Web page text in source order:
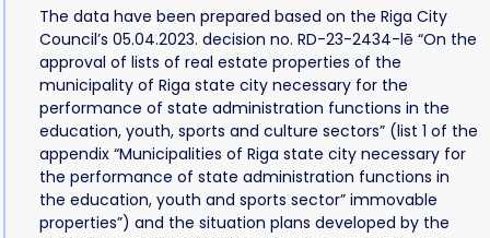
The data have been prepared based on the Riga City
Council’s 05.04.2023. decision no. RD-23-2434-lē “On the
approval of lists of real estate properties of the
municipality of Riga state city necessary for the
performance of state administration functions in the
education, youth, sports and culture sectors” (list 1 of the
appendix “Municipalities of Riga state city necessary for
the performance of state administration functions in
the education, youth and sports sector” immovable
properties”) and the situation plans developed by the